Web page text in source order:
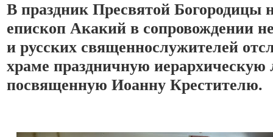
В праздник Пресвятой Богородицы
епископ Акакий в сопровождении
и русских священнослужителей
храме праздничную иерархическую
посвященную Иоанну Крестителю.